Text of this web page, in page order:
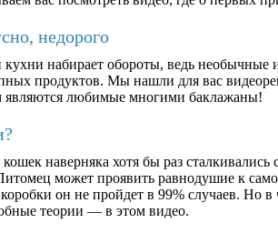
недорого
кухни набирает обороты, ведь
продуктов. Мы нашли для вас
являются любимые многими баклажаны!
наверняка хотя бы раз
может проявить равнодушие к
он не пройдет в 99% случаев. Но в
теории — в этом видео.